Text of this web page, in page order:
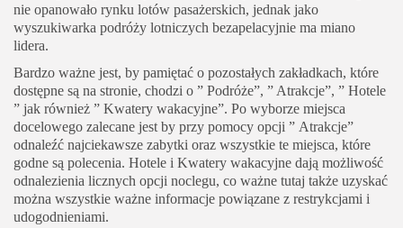
nie opanowało rynku lotów pasażerskich, jednak jako
wyszukiwarka podróży lotniczych bezapelacyjnie ma miano
lidera.
Bardzo ważne jest, by pamiętać o pozostałych zakładkach, które
dostępne są na stronie, chodzi o ” Podróże”, ” Atrakcje”, ” Hotele
” jak również ” Kwatery wakacyjne”. Po wyborze miejsca
docelowego zalecane jest by przy pomocy opcji ” Atrakcje”
odnaleźć najciekawsze zabytki oraz wszystkie te miejsca, które
godne są polecenia. Hotele i Kwatery wakacyjne dają możliwość
odnalezienia licznych opcji noclegu, co ważne tutaj także uzyskać
można wszystkie ważne informacje powiązane z restrykcjami i
udogodnieniami.